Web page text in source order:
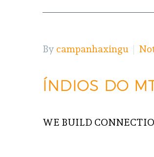
By campanhaxingu
ÍNDIOS DO
WE BUILD